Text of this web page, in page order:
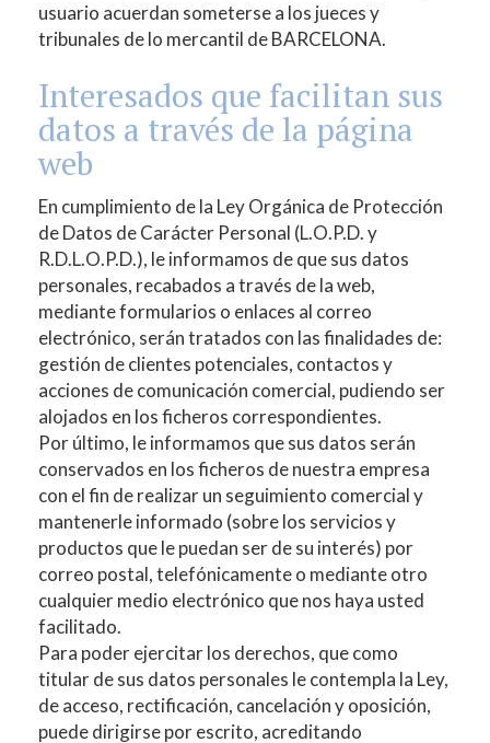
usuario acuerdan someterse a los jueces y
tribunales de lo mercantil de BARCELONA.
Interesados que facilitan sus
datos a través de la página
web
En cumplimiento de la Ley Orgánica de Protección
de Datos de Carácter Personal (L.O.P.D. y
R.D.L.O.P.D.), le informamos de que sus datos
personales, recabados a través de la web,
mediante formularios o enlaces al correo
electrónico, serán tratados con las finalidades de:
gestión de clientes potenciales, contactos y
acciones de comunicación comercial, pudiendo ser
alojados en los ficheros correspondientes.
Por último, le informamos que sus datos serán
conservados en los ficheros de nuestra empresa
con el fin de realizar un seguimiento comercial y
mantenerle informado (sobre los servicios y
productos que le puedan ser de su interés) por
correo postal, telefónicamente o mediante otro
cualquier medio electrónico que nos haya usted
facilitado.
Para poder ejercitar los derechos, que como
titular de sus datos personales le contempla la Ley,
de acceso, rectificación, cancelación y oposición,
puede dirigirse por escrito, acreditando